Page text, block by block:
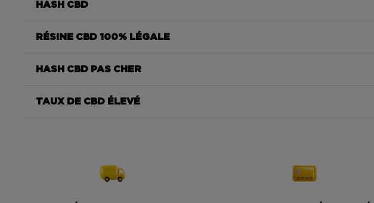
HASH CBD
résine NBSH Oreoz Easy Weed
RÉSINE CBD 100% LÉGALE
résine NBSH Oreoz Easy Weed
HASH CBD PAS CHER
TAUX DE CBD ÉLEVÉ